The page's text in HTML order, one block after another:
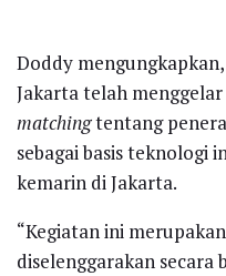
Doddy
Jakarta telah
matchingtentang
sebagai basis teknologi
kemarin di Jakarta.
“Kegiatan ini
diselenggarakan secara